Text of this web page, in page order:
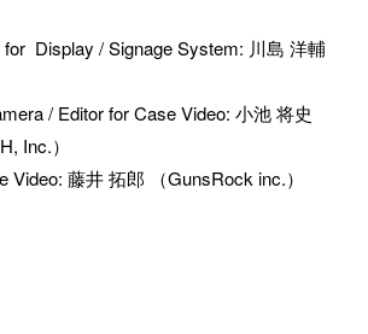
Display / Signage System: 川島 洋輔
/ Editor for Case Video: 小池 将史
Inc.）
Video: 藤井 拓郎 （GunsRock inc.）